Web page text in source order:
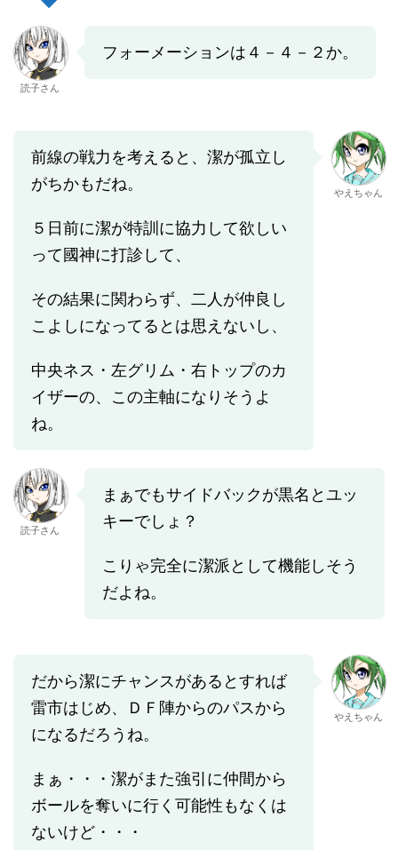
読子さん
フォーメーションは４－４－２か。
前線の戦力を考えると、潔が孤立し
がちかもだね。
５日前に潔が特訓に協力して欲しい
って國神に打診して、
その結果に関わらず、二人が仲良し
こよしになってるとは思えないし、
中央ネス・左グリム・右トップのカ
イザーの、この主軸になりそうよ
ね。
やえちゃん
読子さん
まぁでもサイドバックが黒名とユッ
キーでしょ？
こりゃ完全に潔派として機能しそう
だよね。
だから潔にチャンスがあるとすれば
雷市はじめ、ＤＦ陣からのパスから
になるだろうね。
まぁ・・・潔がまた強引に仲間から
ボールを奪いに行く可能性もなくは
ないけど・・・
やえちゃん